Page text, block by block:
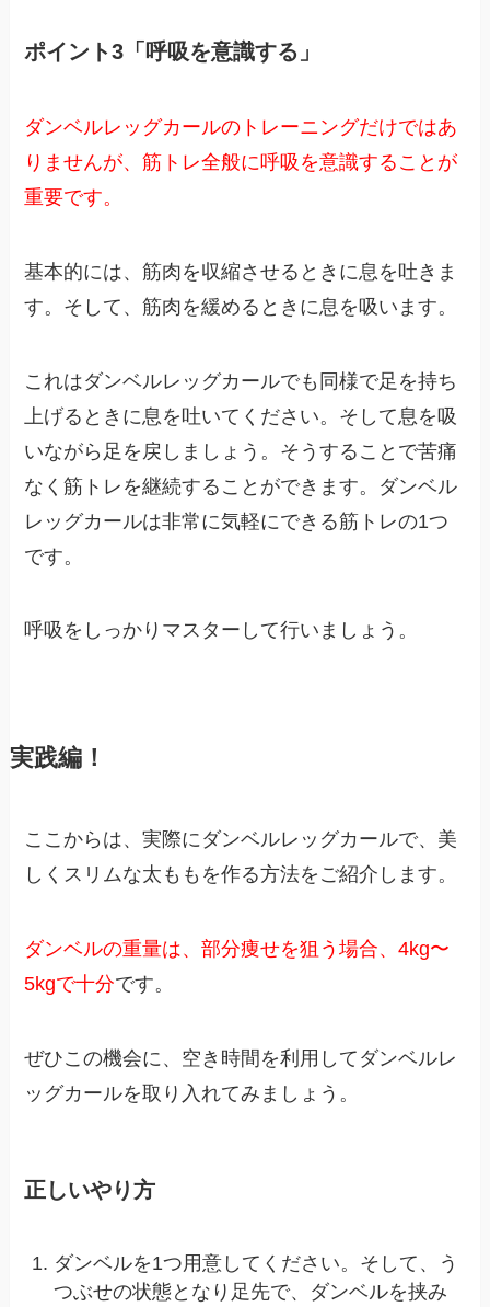
ポイント3「呼吸を意識する」
ダンベルレッグカールのトレーニングだけではあ
りませんが、筋トレ全般に呼吸を意識することが
重要です。
基本的には、筋肉を収縮させるときに息を吐きま
す。そして、筋肉を緩めるときに息を吸います。
これはダンベルレッグカールでも同様で足を持ち
上げるときに息を吐いてください。そして息を吸
いながら足を戻しましょう。そうすることで苦痛
なく筋トレを継続することができます。ダンベル
レッグカールは非常に気軽にできる筋トレの1つ
です。
呼吸をしっかりマスターして行いましょう。
実践編！
ここからは、実際にダンベルレッグカールで、美
しくスリムな太ももを作る方法をご紹介します。
ダンベルの重量は、部分痩せを狙う場合、4kg〜
5kgで十分です。
ぜひこの機会に、空き時間を利用してダンベルレ
ッグカールを取り入れてみましょう。
正しいやり方
ダンベルを1つ用意してください。そして、う
つぶせの状態となり足先で、ダンベルを挟み